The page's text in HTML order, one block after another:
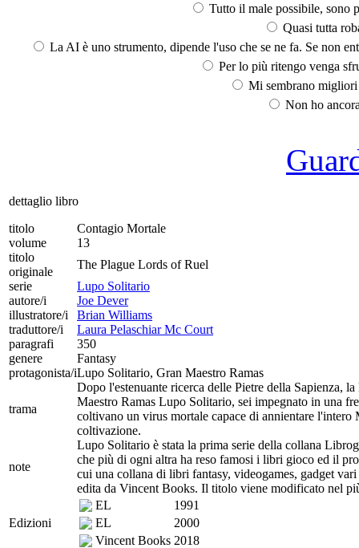
Tutto il male possibile, sono
Quasi tutta
La AI è uno strumento, dipende l'uso che se ne fa. Se non
Per lo più ritengo venga
Mi sembrano
Non ho
dettaglio libro
titolo
Contagio Mortale
volume
13
titolo
originale
The Plague Lords of Ruel
serie
Lupo Solitario
autore/i
Joe Dever
illustratore/i
Brian Williams
traduttore/i
Laura Pelaschiar Mc Court
paragrafi
350
genere
Fantasy
protagonista/iLupo Solitario, Gran Maestro Ramas
trama
Dopo l'estenuante ricerca delle Pietre della Sapienza,
Maestro Ramas Lupo Solitario, sei impegnato in una
coltivano un virus mortale capace di annientare l'intero
coltivazione.
note
Lupo Solitario è stata la prima serie della collana
che più di ogni altra ha reso famosi i libri gioco ed il
cui una collana di libri fantasy, videogames, gadget
edita da Vincent Books. Il titolo viene modificato nel
Edizioni
EL
1991
EL
2000
Vincent Books 2018